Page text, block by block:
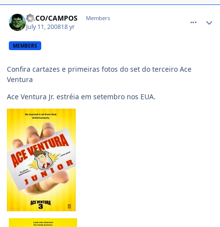
CACO/CAMPOS Members
July 11, 200818 yr
MEMBERS
Confira cartazes e primeiras fotos do set do terceiro Ace
Ventura
Ace Ventura Jr. estréia em setembro nos EUA.